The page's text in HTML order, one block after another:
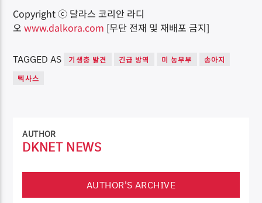
Copyright ⓒ 달라스 코리안 라디
오www.dalkora.com [무단 전재 및 재배포 금지]
TAGGED AS 기생충 발견 긴급 방역 미 농무부
송아지
텍사스
AUTHOR
DKNET NEWS
AUTHOR'S ARCHIVE